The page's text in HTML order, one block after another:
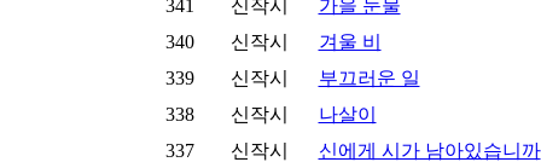
341
신작시
가을 눈물
340
신작시
겨울 비
339
신작시
부끄러운 일
338
신작시
나살이
337
신작시
신에게 시가 남아있습니까